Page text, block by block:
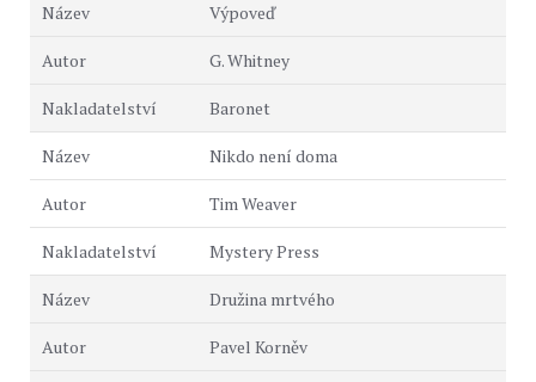
Výpoveď
G. Whitney
Baronet
Nikdo není doma
Tim Weaver
Mystery Press
Družina mrtvého
Pavel Korněv